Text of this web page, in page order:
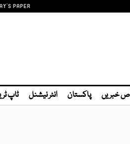
PAPER
خبریں پاکستان انٹر نیشنل ٹاپ